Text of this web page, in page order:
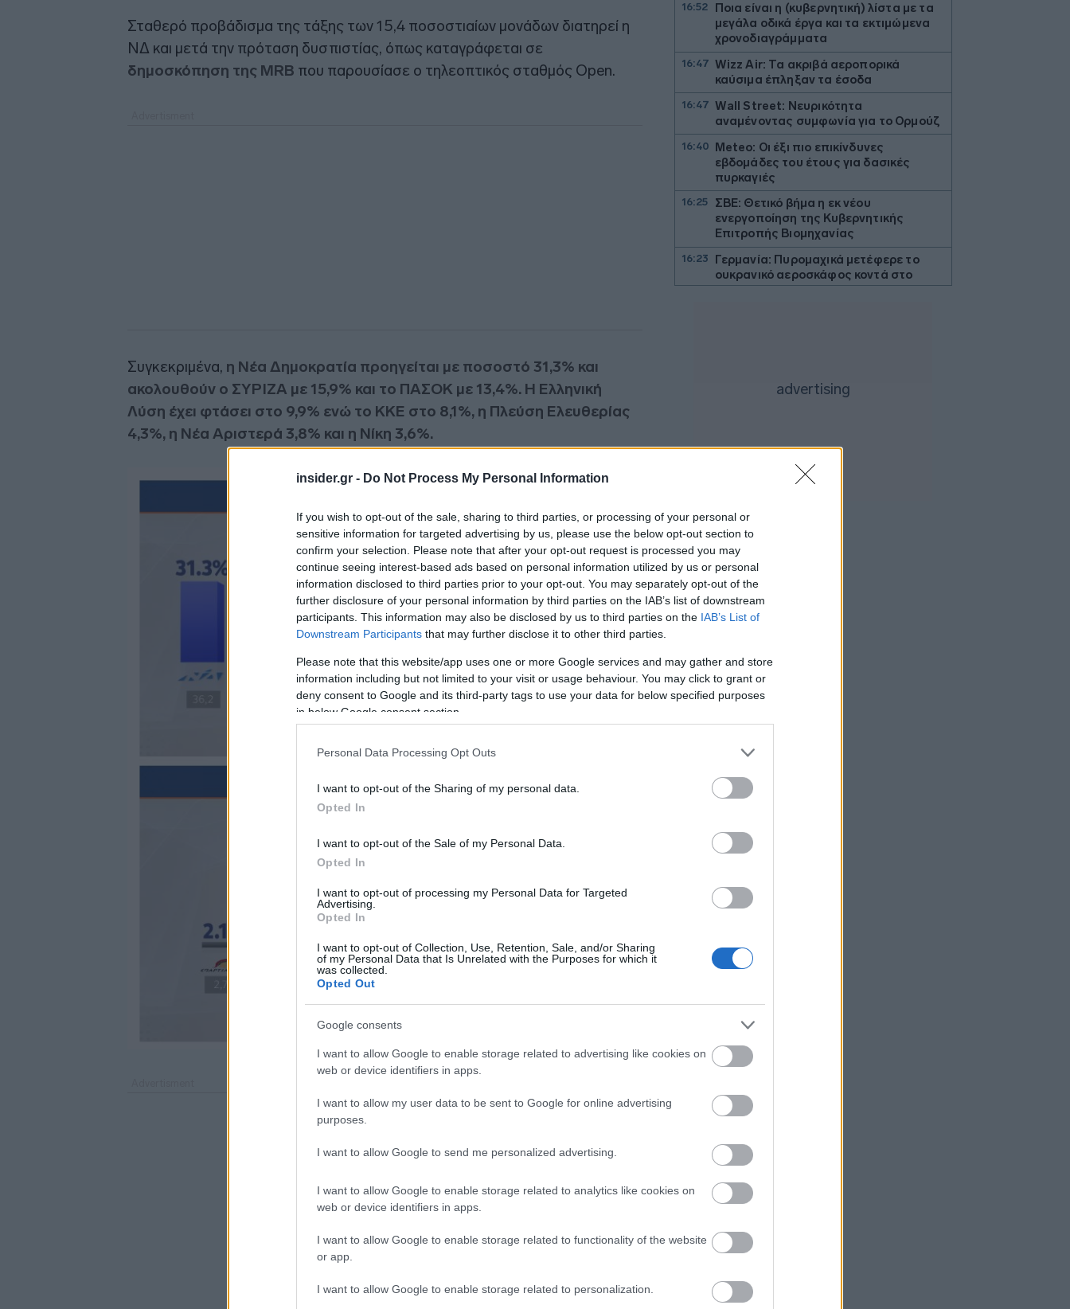
insider.gr - Do Not Process My Personal Information
If you wish to opt-out of the sale, sharing to third parties, or processing of your personal or
sensitive information for targeted advertising by us, please use the below opt-out section to
confirm your selection. Please note that after your opt-out request is processed you may
continue seeing interest-based ads based on personal information utilized by us or personal
information disclosed to third parties prior to your opt-out. You may separately opt-out of the
further disclosure of your personal information by third parties on the IAB’s list of downstream
participants. This information may also be disclosed by us to third parties on the IAB’s List of
Downstream Participants that may further disclose it to other third parties.
Please note that this website/app uses one or more Google services and may gather and store
information including but not limited to your visit or usage behaviour. You may click to grant or
deny consent to Google and its third-party tags to use your data for below specified purposes
in below Google consent section.
Personal Data Processing Opt Outs
I want to opt-out of the Sharing of my personal data.
Opted In
I want to opt-out of the Sale of my Personal Data.
Opted In
I want to opt-out of processing my Personal Data for Targeted
Advertising.
Opted In
I want to opt-out of Collection, Use, Retention, Sale, and/or Sharing
of my Personal Data that Is Unrelated with the Purposes for which it
was collected.
Opted Out
Google consents
I want to allow Google to enable storage related to advertising like cookies on
web or device identifiers in apps.
I want to allow my user data to be sent to Google for online advertising
purposes.
I want to allow Google to send me personalized advertising.
I want to allow Google to enable storage related to analytics like cookies on
web or device identifiers in apps.
I want to allow Google to enable storage related to functionality of the website
or app.
I want to allow Google to enable storage related to personalization.
Σταθερό προβάδισμα της τάξης των 15,4 ποσοστιαίων μονάδων διατηρεί η
ΝΔ και μετά την πρόταση δυσπιστίας, όπως καταγράφεται σε
δημοσκόπηση της MRB που παρουσίασε ο τηλεοπτικός σταθμός Open.
Συγκεκριμένα, η Νέα Δημοκρατία προηγείται με ποσοστό 31,3% και
ακολουθούν ο ΣΥΡΙΖΑ με 15,9% και το ΠΑΣΟΚ με 13,4%. Η Ελληνική
Λύση έχει φτάσει στο 9,9% ενώ το ΚΚΕ στο 8,1%, η Πλεύση Ελευθερίας
4,3%, η Νέα Αριστερά 3,8% και η Νίκη 3,6%.
16:52
Ποια είναι η (κυβερνητική) λίστα με τα
μεγάλα οδικά έργα και τα εκτιμώμενα
χρονοδιαγράμματα
16:47 Wizz Air: Τα ακριβά αεροπορικά
καύσιμα έπληξαν τα έσοδα
16:47 Wall Street: Νευρικότητα
αναμένοντας συμφωνία για το Ορμούζ
16:40 Μeteo: Οι έξι πιο επικίνδυνες
εβδομάδες του έτους για δασικές
πυρκαγιές
16:25
ΣΒΕ: Θετικό βήμα η εκ νέου
ενεργοποίηση της Κυβερνητικής
Επιτροπής Βιομηχανίας
16:23
Γερμανία: Πυρομαχικά μετέφερε το
ουκρανικό αεροσκάφος κοντά στο
οποίο βρέθηκε drone με εκρηκτικά
παράδεισος όπου ο χρόνος σταματά
Commerzbank: Προχωρά σε buyback
1,2 δισ. ευρώ εν μέσω της «κόντρας»
με την UniCredit
Βαλκάνια: Μάχη με τις πυρκαγιές σε
Σερβία και Αλβανία, κορυφώνεται το
κύμα καύσωνα
16:03 ΗΠΑ: Κάτω από 200.000 αιτήσεις για
επίδομα ανεργίας για τρίτη
συνεχόμενη εβδομάδα
15:51
Eurobank: Η Ευρώπη παραμένει
15:37 ΥΠΑΑΤ: Αποζημιώσεις 38,1 εκατ. ευρώ
σε κτηνοτρόφους για ευλογιά, πανώλη
και αφθώδη πυρετό
Warner Bros: Η απώλεια του ΝΒΑ
η μετοχή
Scope Ratings: Ισχυρή κερδοφορία και
το 2026 για τις ελληνικές τράπεζες
κερδών χάρη στην έκρηξη της
τεχνητής νοημοσύνης
χρονοδιάγραμμα για την
αποκατάσταση - Στόχος η έναρξη των
ΗΠΑ: Σε χαμηλό διετίας οι απολύσεις -
Βασική αιτία για πέμπτο μήνα το ΑΙ
της Κάρτας Αγρότη μέσω της ΕΑΕ
2026
Ρουμανία: Επιχείρηση εκτροπής του
Δούναβη για να παραταθεί η
Τι είναι η εθνική ρήτρα διαφυγής για
άμυνα και ενέργεια - Ελλάδα και Ιταλία
επέκτασης στην ενέργεια
εξοπλισμό για την ενίσχυση της
παραγωγικότητας και τη βελτίωση της
14:45
Diageo: Το πρόγραμμα περικοπών 1
ΗΠΑ-δημοσκόπηση: Οι Αμερικανοί
προετοιμάζονται για περισσότερο